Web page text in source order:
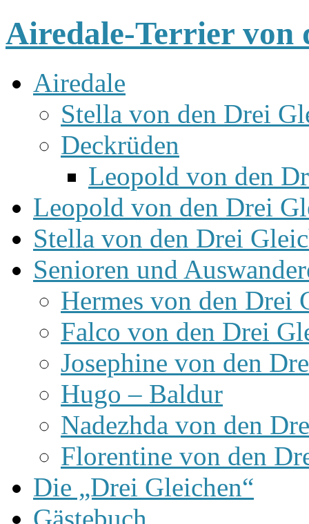
Airedale-Terrier von
Airedale
Stella von den Drei
Deckrüden
Leopold von den
Leopold von den Drei
Stella von den Drei
Senioren und
Hermes von den Drei
Falco von den Drei
Josephine von den
Hugo – Baldur
Nadezhda von den
Florentine von den
Die „Drei Gleichen“
Gästebuch